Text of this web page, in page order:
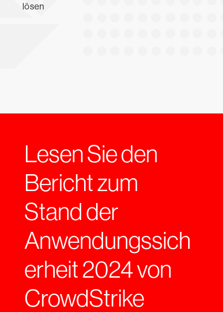
lösen
Lesen Sie den
Bericht zum
Stand der
Anwendungssich
erheit 2024 von
CrowdStrike